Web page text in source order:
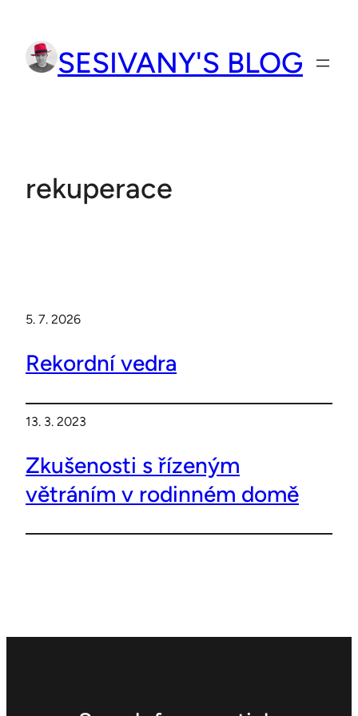
obsah
SESIVANY'S BLOG
rekuperace
5. 7. 2026
Rekordní vedra
13. 3. 2023
Zkušenosti s řízeným
větráním v rodinném domě